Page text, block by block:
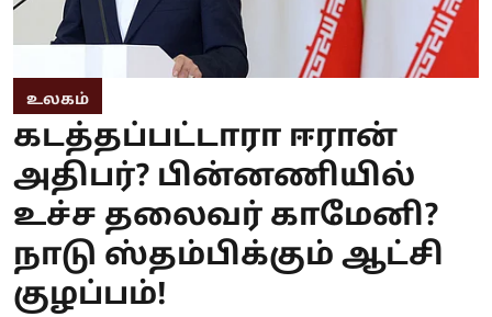
உலகம்
கடத்தப்பட்டாரா ஈரான்
அதிபர்? பின்னணியில்
உச்ச தலைவர் காமேனி?
நாடு ஸ்தம்பிக்கும் ஆட்சி
குழப்பம்!